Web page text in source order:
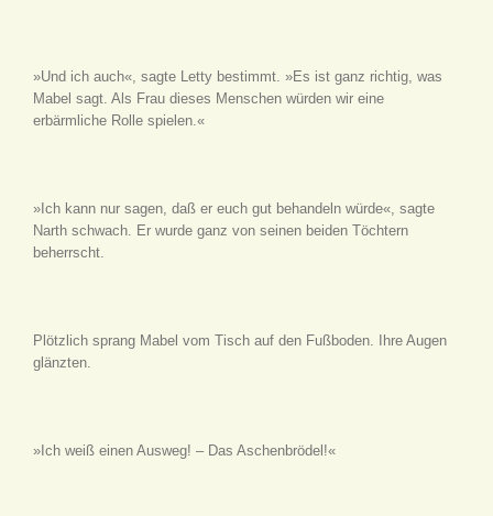
»Und ich auch«, sagte Letty bestimmt. »Es ist ganz richtig, was
Mabel sagt. Als Frau dieses Menschen würden wir eine
erbärmliche Rolle spielen.«
»Ich kann nur sagen, daß er euch gut behandeln würde«, sagte
Narth schwach. Er wurde ganz von seinen beiden Töchtern
beherrscht.
Plötzlich sprang Mabel vom Tisch auf den Fußboden. Ihre Augen
glänzten.
»Ich weiß einen Ausweg! – Das Aschenbrödel!«